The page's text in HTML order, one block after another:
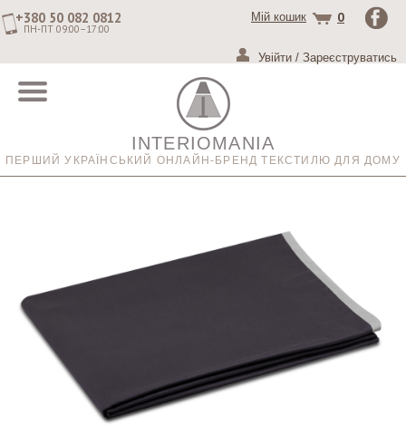
+380 50 082 0812
ПН-ПТ 09:00–17:00
Мій кошик 0
Увійти / Зареєструватись
INTERIOMANIA
ПЕРШИЙ УКРАЇНСЬКИЙ ОНЛАЙН-БРЕНД ТЕКСТИЛЮ ДЛЯ ДОМУ